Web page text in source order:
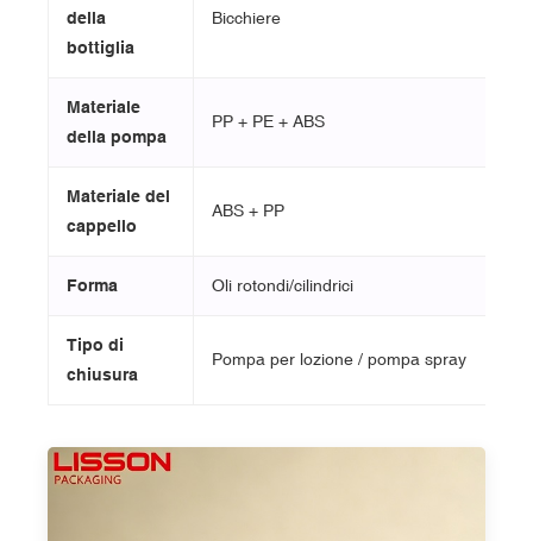
della
bottiglia
Bicchiere
Materiale
della pompa
PP + PE + ABS
Materiale del
cappello
ABS + PP
Forma Oli rotondi/cilindrici
Tipo di
chiusura
Pompa per lozione / pompa spray